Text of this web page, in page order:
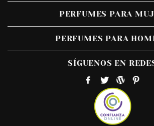
PERFUMES PARA
PERFUMES PARA
SÍGUENOS EN